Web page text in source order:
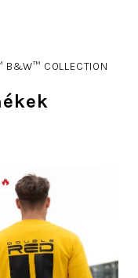
COLLECTION